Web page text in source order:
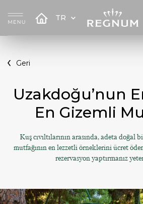
TR
Geri
Uzakdoğu’nun
En Gizemli
Kuş cıvıltılarının arasında, adeta doğal
mutfağının en lezzetli örneklerini ücret
rezervasyon yaptırmanız